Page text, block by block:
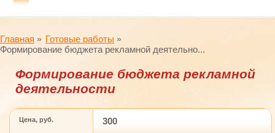
Главная
Готовые работы
Формирование бюджета рекламной деятельно...
Формирование бюджета рекламной
деятельности
Цена, руб. 300